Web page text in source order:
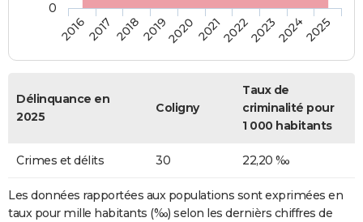
20162017 20182019202020212022202320242025
0
Délinquance en
2025
Coligny
Taux de
criminalité pour
1 000 habitants
Crimes et délits 30 22,20 ‰
Les données rapportées aux populations sont exprimées en
taux pour mille habitants (‰) selon les dernièrs chiffres de